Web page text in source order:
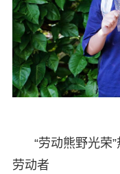
“劳动熊野光荣
劳动者